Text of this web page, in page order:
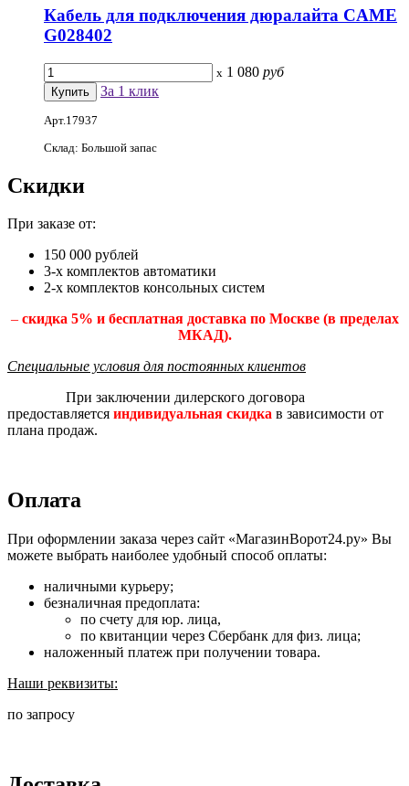
Кабель для подключения дюралайта CAME
G028402
x 1 080 руб
За 1 клик
Арт.17937
Склад: Большой запас
Скидки
При заказе от:
150 000 рублей
3-х комплектов автоматики
2-х комплектов консольных систем
– скидка 5% и бесплатная доставка по Москве (в пределах
МКАД).
Специальные условия для постоянных клиентов
При заключении дилерского договора
предоставляется индивидуальная скидка в зависимости от
плана продаж.
Оплата
При оформлении заказа через сайт «МагазинВорот24.ру» Вы
можете выбрать наиболее удобный способ оплаты:
наличными курьеру;
безналичная предоплата:
по счету для юр. лица,
по квитанции через Сбербанк для физ. лица;
наложенный платеж при получении товара.
Наши реквизиты:
по запросу